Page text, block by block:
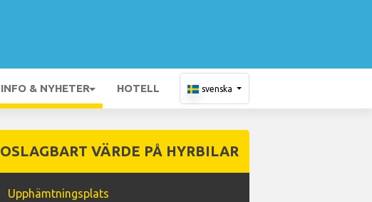
INFO & NYHETER HOTELL svenska
OSLAGBART VÄRDE PÅ HYRBILAR
Upphämtningsplats